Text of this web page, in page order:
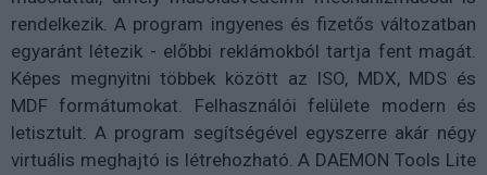
rendelkezik. A program ingyenes és fizetős változatban
egyaránt létezik - előbbi reklámokból tartja fent magát.
Képes megnyitni többek között az ISO, MDX, MDS és
MDF formátumokat. Felhasználói felülete modern és
letisztult. A program segítségével egyszerre akár négy
virtuális meghajtó is létrehozható. A DAEMON Tools Lite